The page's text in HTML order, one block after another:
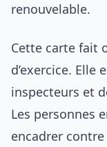
renouvelable.
Cette carte fait
d’exercice. Elle
inspecteurs et
Les personnes
encadrer